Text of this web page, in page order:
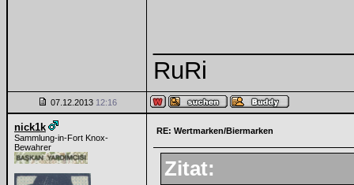
RuRi
07.12.2013 12:16
nick1k
Sammlung-in-Fort Knox-
Bewahrer
RE: Wertmarken/Biermarken
Zitat: